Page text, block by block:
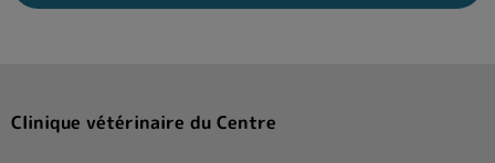
Clinique vétérinaire du Centre